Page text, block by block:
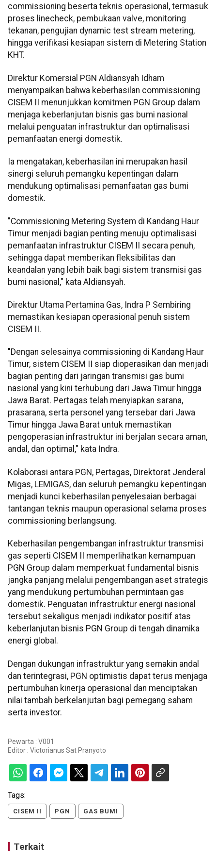
commissioning beserta teknis operasional, termasuk
proses linecheck, pembukaan valve, monitoring
tekanan, pengujian dynamic test stream metering,
hingga verifikasi kesiapan sistem di Metering Station
KHT.
Direktur Komersial PGN Aldiansyah Idham
menyampaikan bahwa keberhasilan commissioning
CISEM II menunjukkan komitmen PGN Group dalam
menjaga keberlanjutan bisnis gas bumi nasional
melalui penguatan infrastruktur dan optimalisasi
pemanfaatan energi domestik.
Ia mengatakan, keberhasilan ini merupakan hasil
sinergi seluruh pemangku kepentingan dalam
mendukung optimalisasi pemanfaatan gas bumi
domestik.
"Commissioning Metering System di Kandang Haur
Timur menjadi bagian penting menuju optimalisasi
pemanfaatan infrastruktur CISEM II secara penuh,
sehingga dapat memberikan fleksibilitas dan
keandalan yang lebih baik bagi sistem transmisi gas
bumi nasional," kata Aldiansyah.
Direktur Utama Pertamina Gas, Indra P Sembiring
memastikan kesiapan operasional penuh sistem
CISEM II.
"Dengan selesainya commissioning di Kandang Haur
Timur, sistem CISEM II siap dioperasikan dan menjadi
bagian penting dari jaringan transmisi gas bumi
nasional yang kini terhubung dari Jawa Timur hingga
Jawa Barat. Pertagas telah menyiapkan sarana,
prasarana, serta personel yang tersebar dari Jawa
Timur hingga Jawa Barat untuk memastikan
pengoperasian infrastruktur ini berjalan secara aman,
andal, dan optimal," kata Indra.
Kolaborasi antara PGN, Pertagas, Direktorat Jenderal
Migas, LEMIGAS, dan seluruh pemangku kepentingan
menjadi kunci keberhasilan penyelesaian berbagai
tantangan teknis maupun operasional selama proses
commissioning berlangsung.
Keberhasilan pengembangan infrastruktur transmisi
gas seperti CISEM II memperlihatkan kemampuan
PGN Group dalam memperkuat fundamental bisnis
jangka panjang melalui pengembangan aset strategis
yang mendukung pertumbuhan permintaan gas
domestik. Penguatan infrastruktur energi nasional
tersebut sekaligus menjadi indikator positif atas
keberlanjutan bisnis PGN Group di tengah dinamika
energi global.
Dengan dukungan infrastruktur yang semakin andal
dan terintegrasi, PGN optimistis dapat terus menjaga
pertumbuhan kinerja operasional dan menciptakan
nilai tambah berkelanjutan bagi pemegang saham
serta investor.
Pewarta : V001
Editor : Victorianus Sat Pranyoto
Tags:
CISEM II PGN GAS BUMI
Terkait